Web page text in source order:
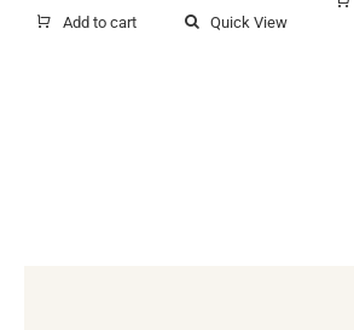
Add to cart Quick View